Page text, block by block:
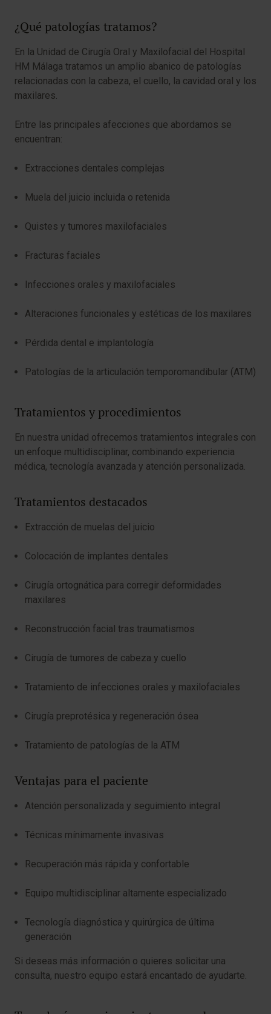
¿Qué patologías tratamos?
En la Unidad de Cirugía Oral y Maxilofacial del Hospital
HM Málaga tratamos un amplio abanico de patologías
relacionadas con la cabeza, el cuello, la cavidad oral y los
maxilares.
Entre las principales afecciones que abordamos se
encuentran:
Extracciones dentales complejas
Muela del juicio incluida o retenida
Quistes y tumores maxilofaciales
Fracturas faciales
Infecciones orales y maxilofaciales
Alteraciones funcionales y estéticas de los maxilares
Pérdida dental e implantología
Patologías de la articulación temporomandibular (ATM)
Tratamientos y procedimientos
En nuestra unidad ofrecemos tratamientos integrales con
un enfoque multidisciplinar, combinando experiencia
médica, tecnología avanzada y atención personalizada.
Tratamientos destacados
Extracción de muelas del juicio
Colocación de implantes dentales
Cirugía ortognática para corregir deformidades
maxilares
Reconstrucción facial tras traumatismos
Cirugía de tumores de cabeza y cuello
Tratamiento de infecciones orales y maxilofaciales
Cirugía preprotésica y regeneración ósea
Tratamiento de patologías de la ATM
Ventajas para el paciente
Atención personalizada y seguimiento integral
Técnicas mínimamente invasivas
Recuperación más rápida y confortable
Equipo multidisciplinar altamente especializado
Tecnología diagnóstica y quirúrgica de última
generación
Si deseas más información o quieres solicitar una
consulta, nuestro equipo estará encantado de ayudarte.